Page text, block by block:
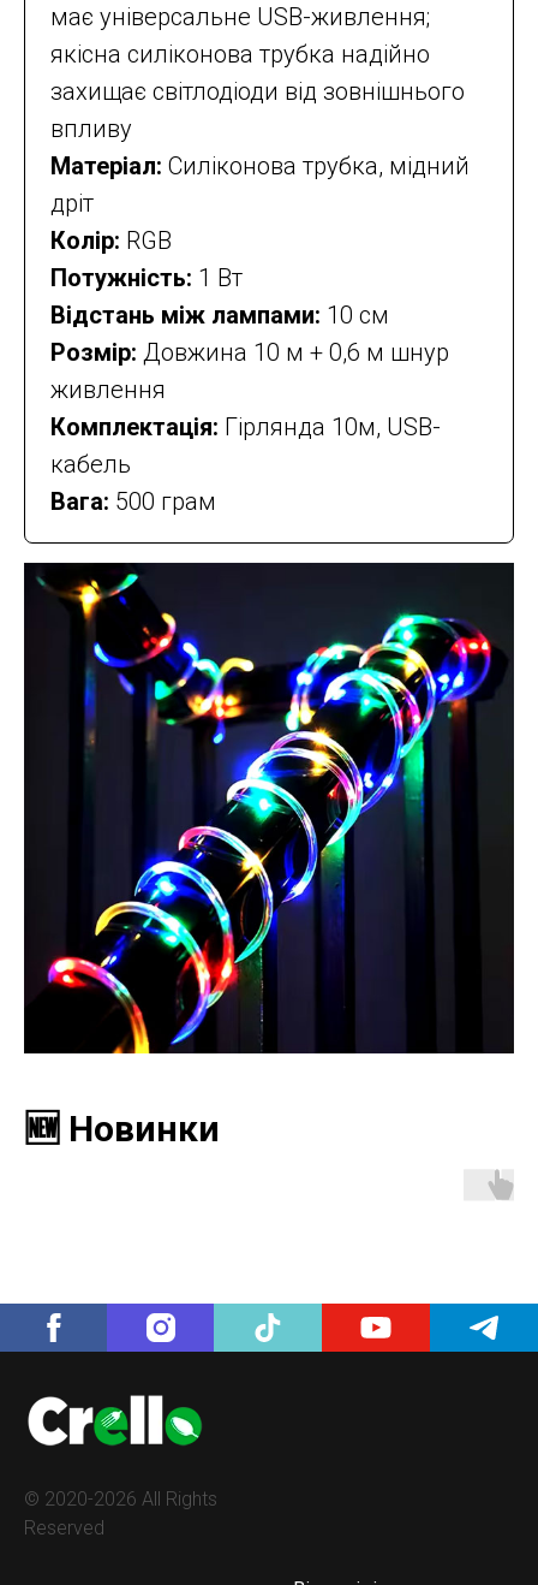
має універсальне USB-живлення;
якісна силіконова трубка надійно
захищає світлодіоди від зовнішнього
впливу
Матеріал: Силіконова трубка, мідний
дріт
Колір: RGB
Потужність: 1 Вт
Відстань між лампами: 10 см
Розмір: Довжина 10 м + 0,6 м шнур
живлення
Комплектація: Гірлянда 10м, USB-
кабель
Вага: 500 грам
🆕 Новинки
© 2020-2026 All Rights
Reserved